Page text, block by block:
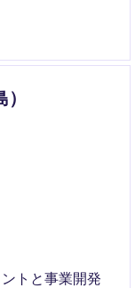
要な役割で
トと事業開発